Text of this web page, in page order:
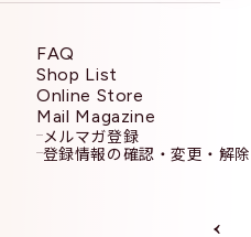
FAQ
Shop List
Online Store
Mail Magazine
メルマガ登録
登録情報の確認・変更・解除